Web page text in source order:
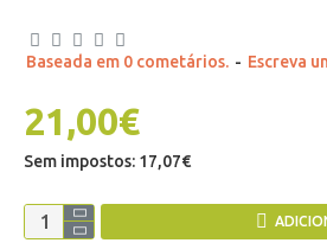
Baseada em 0 cometários. - Escreva
21,00€
Sem impostos: 17,07€